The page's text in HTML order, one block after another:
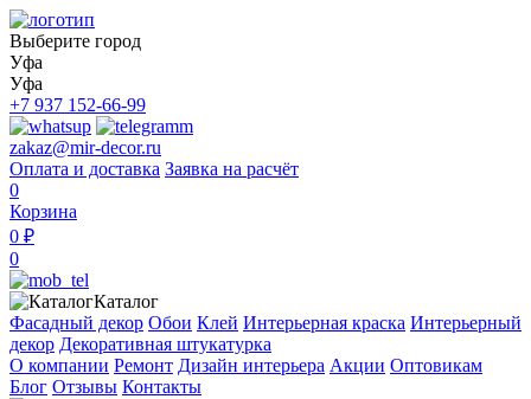
Выберите город
Уфа
Уфа
+7 937 152-66-99
zakaz@mir-decor.ru
Оплата и доставка Заявка на расчёт
0
Корзина
0 ₽
0
Каталог
Фасадный декор Обои Клей Интерьерная краска Интерьерный
декор Декоративная штукатурка
О компании Ремонт Дизайн интерьера Акции Оптовикам
Блог Отзывы Контакты